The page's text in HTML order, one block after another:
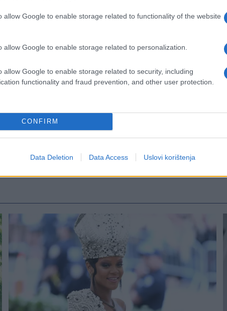
allow Google to enable storage related to functionality of the website
allow Google to enable storage related to personalization.
allow Google to enable storage related to security, including
functionality and fraud prevention, and other user protection.
CONFIRM
Data Deletion Data Access Uslovi korištenja
pokazali lokaciju Bosne i Hercegovine,
anketu.
i Hercegovinu mnogi bolje upoznati na
ostaje izazov za dio američke javnosti.